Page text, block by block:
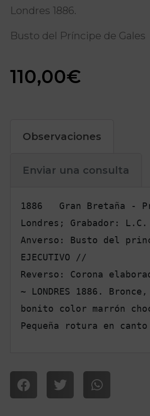
Londres 1886.
Busto del Príncipe de Gales
110,00€
Observaciones
Enviar una consulta
1886   Gran Bretaña
Londres; Grabador:
Anverso: Busto del
EJECUTIVO //
Reverso: Corona
~ LONDRES 1886.
bonito color marrón
Pequeña rotura en canto